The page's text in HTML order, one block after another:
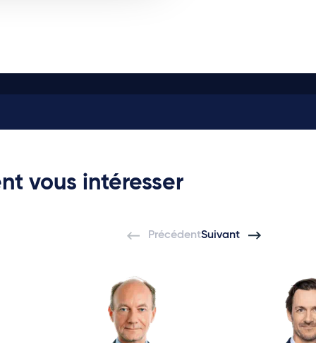
vous intéresser
PrécédentSuivant